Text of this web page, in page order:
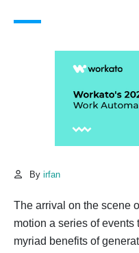
By irfan
The arrival on the scene
motion a series of events
myriad benefits of